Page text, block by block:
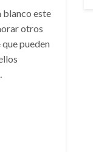
blanco este
otros
pueden